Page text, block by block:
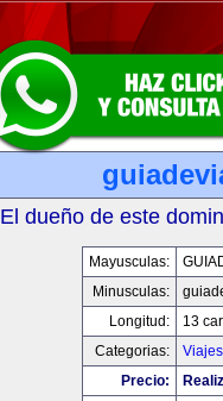
El dueño de este
Mayusculas:
Minusculas:
Longitud:
13
Categorias:
Precio: